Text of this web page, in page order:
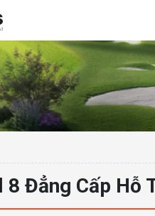
8 Đẳng Cấp Hỗ